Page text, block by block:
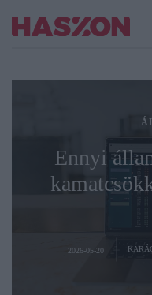
Ennyi
2026-05-20